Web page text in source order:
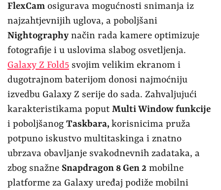
FlexCam osigurava mogućnosti snimanja iz
najzahtjevnijih uglova, a poboljšani
Nightographynačin rada kamere optimizuje
fotografije i u uslovima slabog osvetljenja.
Galaxy Z Fold5 svojim velikim ekranom i
dugotrajnom baterijom donosi najmoćniju
izvedbu Galaxy Z serije do sada. Zahvaljujući
karakteristikama poput Multi Window funkcije
i poboljšanog Taskbara, korisnicima pruža
potpuno iskustvo multitaskinga i znatno
ubrzava obavljanje svakodnevnih zadataka, a
zbog snažne Snapdragon 8 Gen 2 mobilne
platforme za Galaxy uređaj podiže mobilni